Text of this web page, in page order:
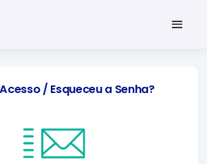
/ Esqueceu a Senha?